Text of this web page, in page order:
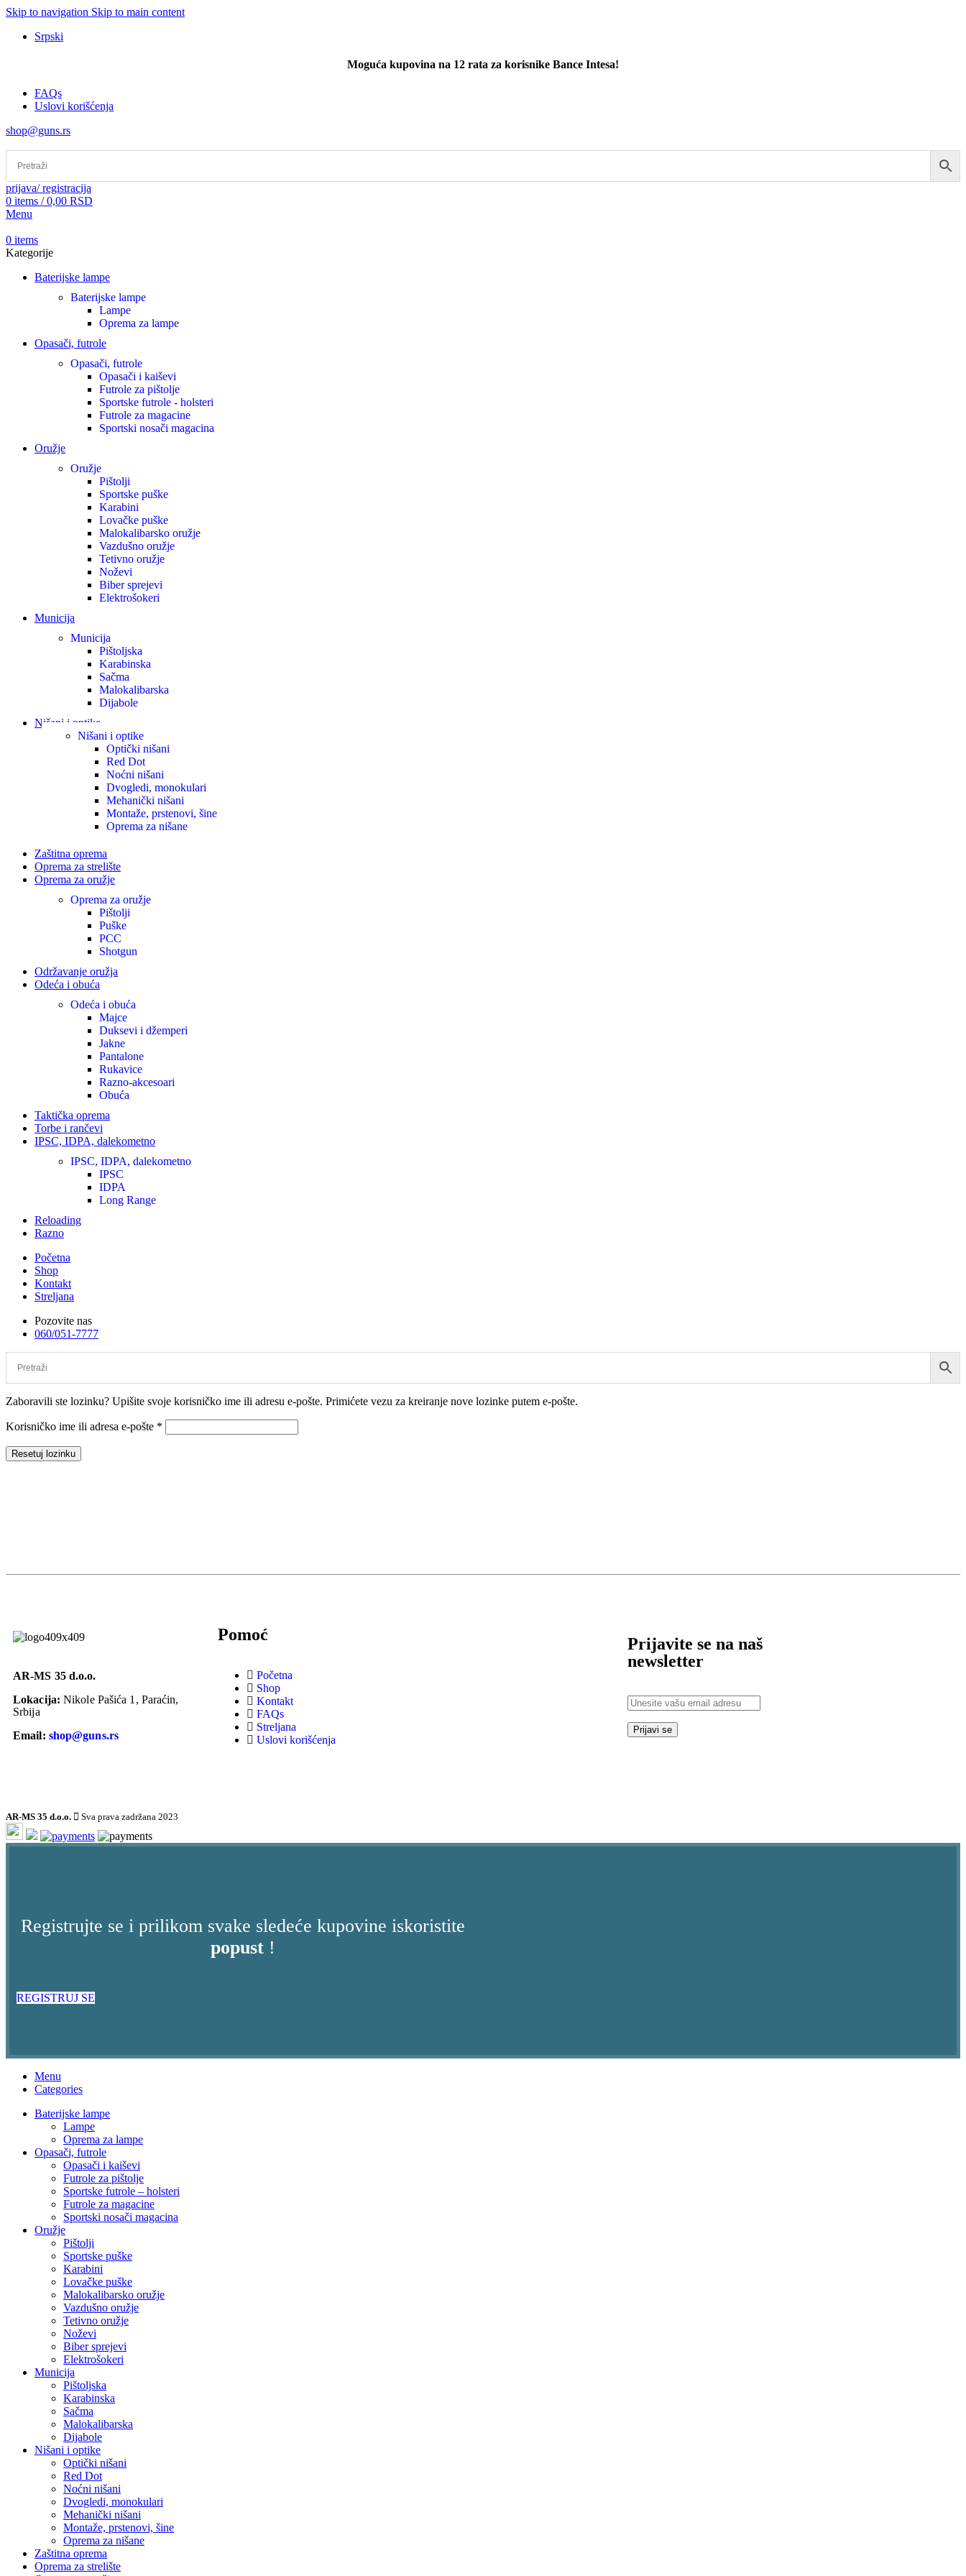
Skip to navigation Skip to main content
Srpski
Moguća kupovina na 12 rata za korisnike Bance Intesa!
FAQs
Uslovi korišćenja
shop@guns.rs
prijava/ registracija
0 items / 0,00 RSD
Menu
0 items
Kategorije
Baterijske lampe
Baterijske lampe
Lampe
Oprema za lampe
Opasači, futrole
Opasači, futrole
Opasači i kaiševi
Futrole za pištolje
Sportske futrole - holsteri
Futrole za magacine
Sportski nosači magacina
Oružje
Oružje
Pištolji
Sportske puške
Karabini
Lovačke puške
Malokalibarsko oružje
Vazdušno oružje
Tetivno oružje
Noževi
Biber sprejevi
Elektrošokeri
Municija
Municija
Pištoljska
Karabinska
Sačma
Malokalibarska
Dijabole
Nišani i optike
Nišani i optike
Optički nišani
Red Dot
Noćni nišani
Dvogledi, monokulari
Mehanički nišani
Montaže, prstenovi, šine
Oprema za nišane
Zaštitna oprema
Oprema za strelište
Oprema za oružje
Oprema za oružje
Pištolji
Puške
PCC
Shotgun
Održavanje oružja
Odeća i obuća
Odeća i obuća
Majce
Duksevi i džemperi
Jakne
Pantalone
Rukavice
Razno-akcesoari
Obuća
Taktička oprema
Torbe i rančevi
IPSC, IDPA, dalekometno
IPSC, IDPA, dalekometno
IPSC
IDPA
Long Range
Reloading
Razno
Početna
Shop
Kontakt
Streljana
Pozovite nas
060/051-7777
Zaboravili ste lozinku? Upišite svoje korisničko ime ili adresu e-pošte. Primićete vezu za kreiranje nove lozinke putem e-pošte.
Korisničko ime ili adresa e-pošte *
Resetuj lozinku
AR-MS 35 d.o.o.
Lokacija: Nikole Pašića 1, Paraćin,
Srbija
Email: shop@guns.rs
Pomoć
Početna
Shop
Kontakt
FAQs
Streljana
Uslovi korišćenja
Prijavite se na naš
newsletter
AR-MS 35 d.o.o. Sva prava zadržana 2023
Registrujte se i prilikom svake sledeće kupovine iskoristite
popust !
REGISTRUJ SE
Menu
Categories
Baterijske lampe
Lampe
Oprema za lampe
Opasači, futrole
Opasači i kaiševi
Futrole za pištolje
Sportske futrole – holsteri
Futrole za magacine
Sportski nosači magacina
Oružje
Pištolji
Sportske puške
Karabini
Lovačke puške
Malokalibarsko oružje
Vazdušno oružje
Tetivno oružje
Noževi
Biber sprejevi
Elektrošokeri
Municija
Pištoljska
Karabinska
Sačma
Malokalibarska
Dijabole
Nišani i optike
Optički nišani
Red Dot
Noćni nišani
Dvogledi, monokulari
Mehanički nišani
Montaže, prstenovi, šine
Oprema za nišane
Zaštitna oprema
Oprema za strelište